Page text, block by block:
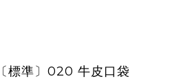
〔標準〕020 牛皮口袋